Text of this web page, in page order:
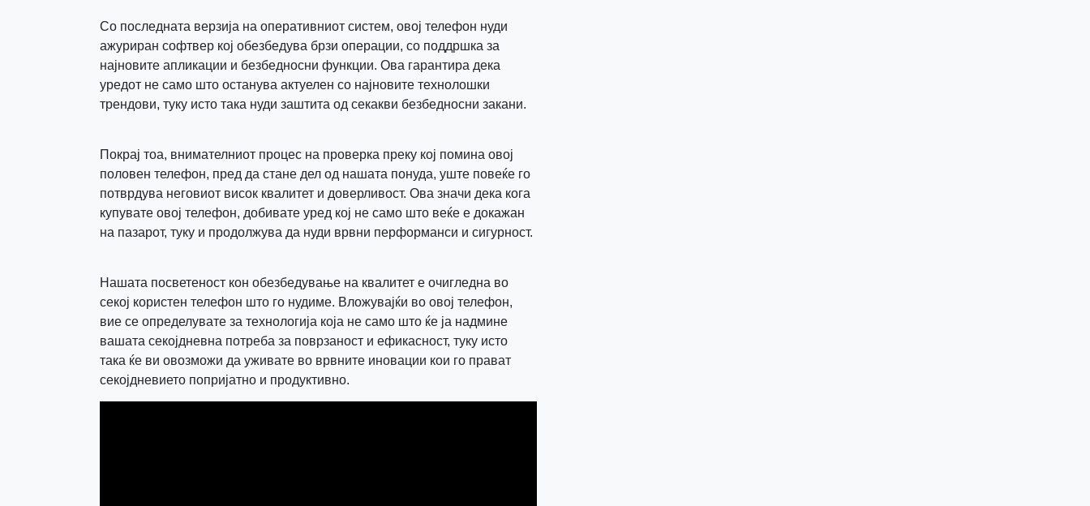
Со последната верзија на оперативниот систем, овој телефон нуди
ажуриран софтвер кој обезбедува брзи операции, со поддршка за
најновите апликации и безбедносни функции. Ова гарантира дека
уредот не само што останува актуелен со најновите технолошки
трендови, туку исто така нуди заштита од секакви безбедносни закани.
Покрај тоа, внимателниот процес на проверка преку кој помина овој
половен телефон, пред да стане дел од нашата понуда, уште повеќе го
потврдува неговиот висок квалитет и доверливост. Ова значи дека кога
купувате овој телефон, добивате уред кој не само што веќе е докажан
на пазарот, туку и продолжува да нуди врвни перформанси и сигурност.
Нашата посветеност кон обезбедување на квалитет е очигледна во
секој користен телефон што го нудиме. Вложувајќи во овој телефон,
вие се определувате за технологија која не само што ќе ја надмине
вашата секојдневна потреба за поврзаност и ефикасност, туку исто
така ќе ви овозможи да уживате во врвните иновации кои го прават
секојдневието попријатно и продуктивно.